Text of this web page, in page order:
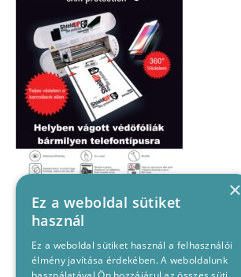
×
Ez a weboldal sütiket
használ
Ez a weboldal sütiket használ a felhasználói
élmény javítása érdekében. A weboldalunk